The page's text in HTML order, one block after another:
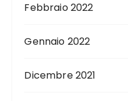
Febbraio 2022
Gennaio 2022
Dicembre 2021